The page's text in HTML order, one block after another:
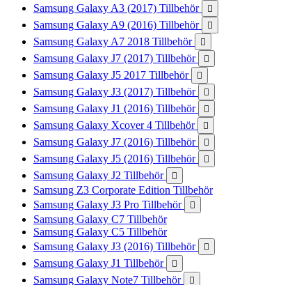
Samsung Galaxy A3 (2017) Tillbehör

Samsung Galaxy A9 (2016) Tillbehör 
Samsung Galaxy A7 2018 Tillbehör 
Samsung Galaxy J7 (2017) Tillbehör 
Samsung Galaxy J5 2017 Tillbehör 
Samsung Galaxy J3 (2017) Tillbehör 
Samsung Galaxy J1 (2016) Tillbehör 
Samsung Galaxy Xcover 4 Tillbehör 
Samsung Galaxy J7 (2016) Tillbehör 
Samsung Galaxy J5 (2016) Tillbehör 
Samsung Galaxy J2 Tillbehör 
Samsung Z3 Corporate Edition Tillbehör
Samsung Galaxy J3 Pro Tillbehör

Samsung Galaxy C7 Tillbehör
Samsung Galaxy C5 Tillbehör
Samsung Galaxy J3 (2016) Tillbehör

Samsung Galaxy J1 Tillbehör 
Samsung Galaxy Note7 Tillbehör 